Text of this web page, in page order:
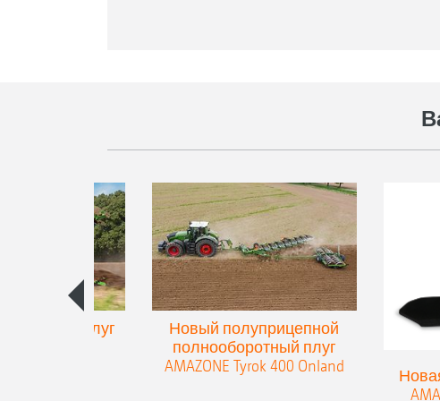
плуг
Новый полуприцепной
полнооборотный плуг
AMAZONE Tyrok 400 Onland